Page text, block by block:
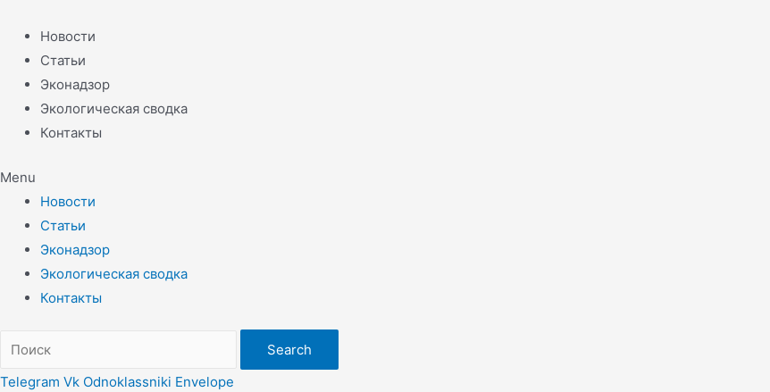
содержимому
Новости
Статьи
Эконадзор
Экологическая сводка
Контакты
Menu
Новости
Статьи
Эконадзор
Экологическая сводка
Контакты
Search
Telegram Vk Odnoklassniki Envelope